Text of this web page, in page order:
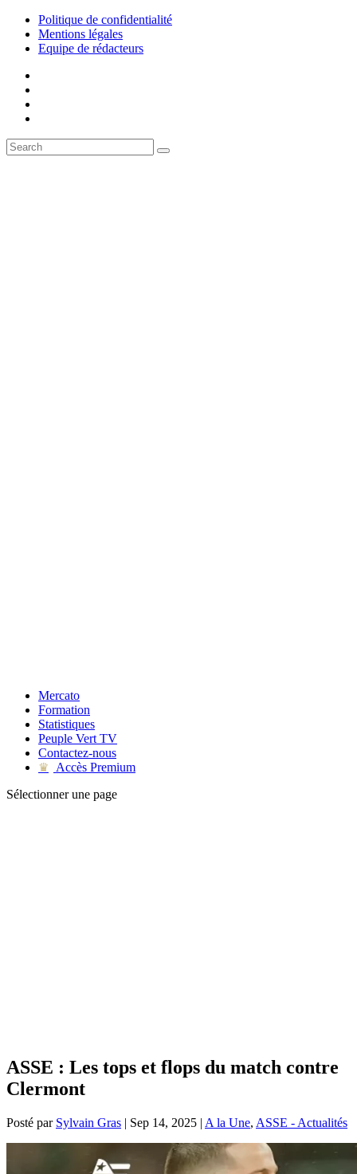
Politique de confidentialité
Mentions légales
Equipe de rédacteurs
Mercato
Formation
Statistiques
Peuple Vert TV
Contactez-nous
♛
Accès Premium
Sélectionner une page
ASSE : Les tops et flops du match contre
Clermont
Posté par Sylvain Gras | Sep 14, 2025 | A la Une, ASSE - Actualités